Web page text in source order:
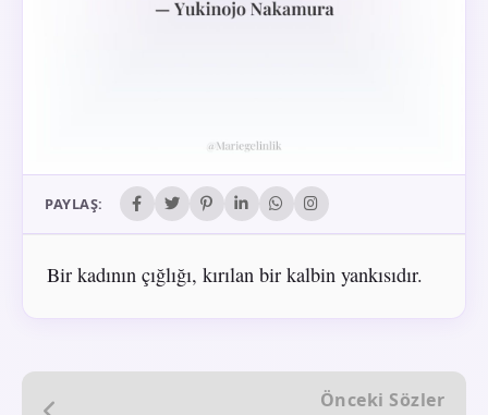
PAYLAŞ:
Bir kadının çığlığı, kırılan bir kalbin yankısıdır.
Önceki Sözler